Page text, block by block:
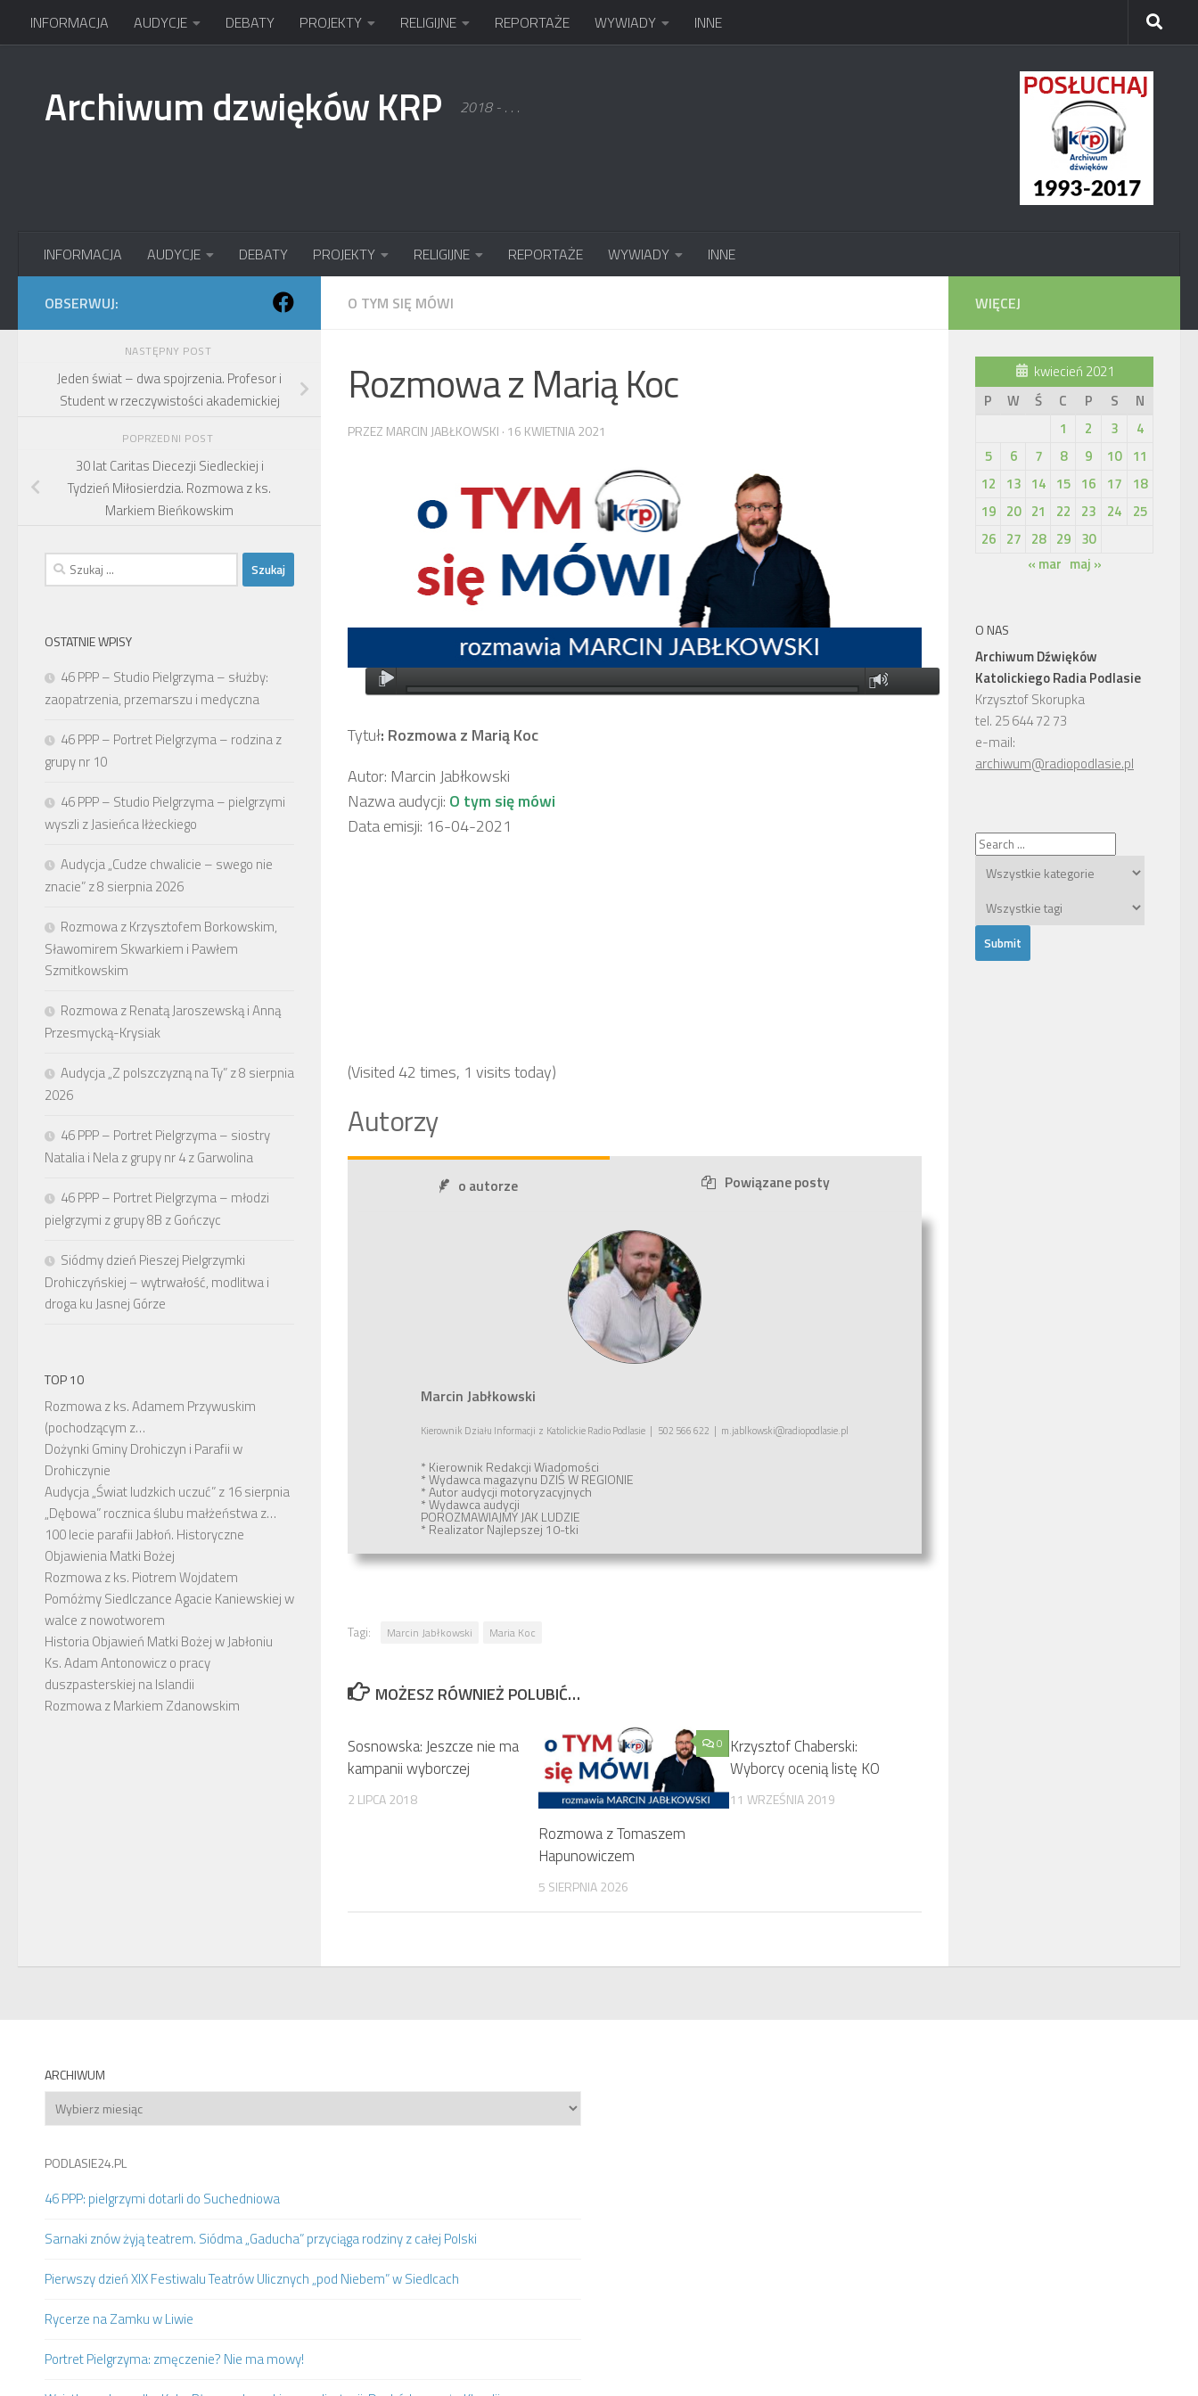
Przejdź do treści
INFORMACJA AUDYCJE DEBATY PROJEKTY RELIGIJNE REPORTAŻE WYWIADY INNE
Archiwum dzwięków KRP 2018 - . . .
INFORMACJA AUDYCJE DEBATY PROJEKTY RELIGIJNE REPORTAŻE WYWIADY INNE
O TYM SIĘ MÓWI
Rozmowa z Marią Koc
PRZEZ MARCIN JABŁKOWSKI · 16 KWIETNIA 2021
Tytuł: Rozmowa z Marią Koc
Autor: Marcin Jabłkowski
Nazwa audycji: O tym się mówi
Data emisji: 16-04-2021
(Visited 42 times, 1 visits today)
Autorzy
o autorze Powiązane posty
Marcin Jabłkowski
Kierownik Działu Informacji z Katolickie Radio Podlasie | 502 566 622 | m.jablkowski@radiopodlasie.pl
* Kierownik Redakcji Wiadomości
* Wydawca magazynu DZIŚ W REGIONIE
* Autor audycji motoryzacyjnych
* Wydawca audycji
POROZMAWIAJMY JAK LUDZIE
* RealizatorNajlepszej 10-tki
Tagi: Marcin Jabłkowski Maria Koc
MOŻESZ RÓWNIEŻ POLUBIĆ…
Sosnowska: Jeszcze nie ma
kampanii wyborczej
2 LIPCA 2018
0
Rozmowa z Tomaszem
Hapunowiczem
5 SIERPNIA 2026
Krzysztof Chaberski:
Wyborcy ocenią listę KO
11 WRZEŚNIA 2019
OBSERWUJ:
NASTĘPNY POST
Jeden świat – dwa spojrzenia. Profesor i
Student w rzeczywistości akademickiej
POPRZEDNI POST
30 lat Caritas Diecezji Siedleckiej i
Tydzień Miłosierdzia. Rozmowa z ks.
Markiem Bieńkowskim
Szukaj:
OSTATNIE WPISY
46 PPP – Studio Pielgrzyma – służby:
zaopatrzenia, przemarszu i medyczna
46 PPP – Portret Pielgrzyma – rodzina z
grupy nr 10
46 PPP – Studio Pielgrzyma – pielgrzymi
wyszli z Jasieńca Iłżeckiego
Audycja „Cudze chwalicie – swego nie
znacie” z 8 sierpnia 2026
Rozmowa z Krzysztofem Borkowskim,
Sławomirem Skwarkiem i Pawłem
Szmitkowskim
Rozmowa z Renatą Jaroszewską i Anną
Przesmycką-Krysiak
Audycja „Z polszczyzną na Ty” z 8 sierpnia
2026
46 PPP – Portret Pielgrzyma – siostry
Natalia i Nela z grupy nr 4 z Garwolina
46 PPP – Portret Pielgrzyma – młodzi
pielgrzymi z grupy 8B z Gończyc
Siódmy dzień Pieszej Pielgrzymki
Drohiczyńskiej – wytrwałość, modlitwa i
droga ku Jasnej Górze
TOP 10
Rozmowa z ks. Adamem Przywuskim
(pochodzącym z…
Dożynki Gminy Drohiczyn i Parafii w
Drohiczynie
Audycja „Świat ludzkich uczuć” z 16 sierpnia
„Dębowa” rocznica ślubu małżeństwa z…
100 lecie parafii Jabłoń. Historyczne
Objawienia Matki Bożej
Rozmowa z ks. Piotrem Wojdatem
Pomóżmy Siedlczance Agacie Kaniewskiej w
walce z nowotworem
Historia Objawień Matki Bożej w Jabłoniu
Ks. Adam Antonowicz o pracy
duszpasterskiej na Islandii
Rozmowa z Markiem Zdanowskim
WIĘCEJ
kwiecień 2021
P
W Ś C P S
N
1
2 3
4
5
6 7 8 9 10
11
12
13 14 15 16 17
18
19 20 21 22 23 24
25
26 27 28 29 30
« mar maj »
O NAS
Archiwum Dźwięków
Katolickiego Radia Podlasie
Krzysztof Skorupka
tel. 25 644 72 73
e-mail:
archiwum@radiopodlasie.pl
ARCHIWUM
Archiwum
PODLASIE24.PL
46 PPP: pielgrzymi dotarli do Suchedniowa
Sarnaki znów żyją teatrem. Siódma „Gaducha” przyciąga rodziny z całej Polski
Pierwszy dzień XIX Festiwalu Teatrów Ulicznych „pod Niebem” w Siedlcach
Rycerze na Zamku w Liwie
Portret Pielgrzyma: zmęczenie? Nie ma mowy!